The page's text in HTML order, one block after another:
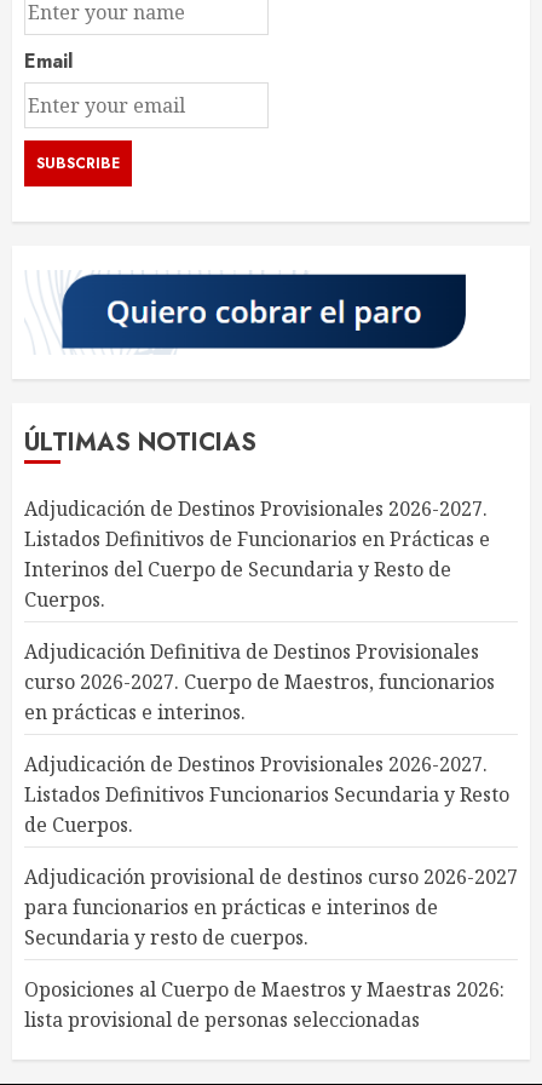
Email
ÚLTIMAS NOTICIAS
Adjudicación de Destinos Provisionales 2026-2027.
Listados Definitivos de Funcionarios en Prácticas e
Interinos del Cuerpo de Secundaria y Resto de
Cuerpos.
Adjudicación Definitiva de Destinos Provisionales
curso 2026-2027. Cuerpo de Maestros, funcionarios
en prácticas e interinos.
Adjudicación de Destinos Provisionales 2026-2027.
Listados Definitivos Funcionarios Secundaria y Resto
de Cuerpos.
Adjudicación provisional de destinos curso 2026-2027
para funcionarios en prácticas e interinos de
Secundaria y resto de cuerpos.
Oposiciones al Cuerpo de Maestros y Maestras 2026:
lista provisional de personas seleccionadas